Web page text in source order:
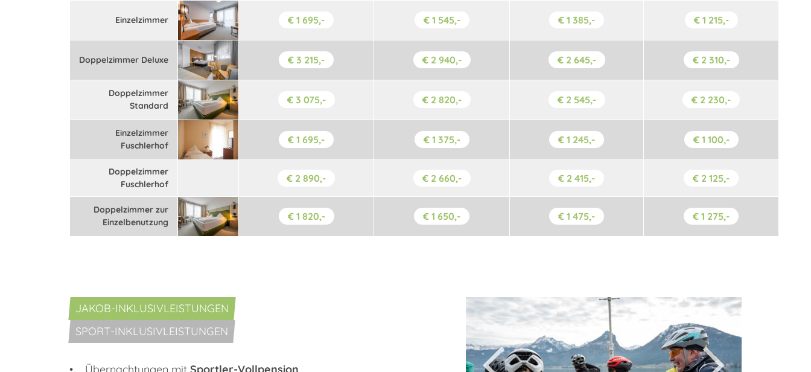
Einzelzimmer € 1 695,- € 1 545,- € 1 385,- € 1 215,-
Doppelzimmer Deluxe € 3 215,- € 2 940,- € 2 645,- € 2 310,-
Doppelzimmer
Standard
€ 3 075,- € 2 820,- € 2 545,- € 2 230,-
Einzelzimmer
Fuschlerhof
€ 1 695,- € 1 375,- € 1 245,- € 1 100,-
Doppelzimmer
Fuschlerhof
€ 2 890,- € 2 660,- € 2 415,- € 2 125,-
Doppelzimmer zur
Einzelbenutzung
€ 1 820,- € 1 650,- € 1 475,- € 1 275,-
JAKOB-INKLUSIVLEISTUNGEN
SPORT-INKLUSIVLEISTUNGEN